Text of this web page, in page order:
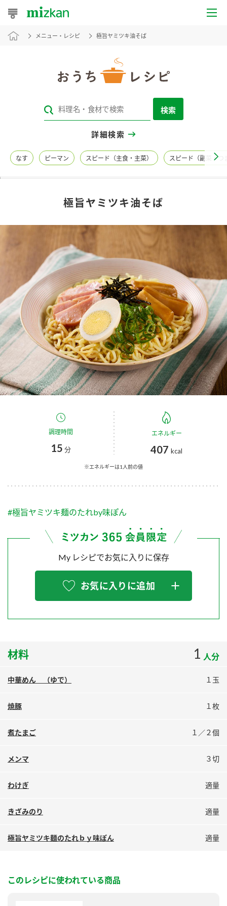
おうちレシピ
レシピカテゴリ一覧
レシピ名特集
調味酢
お酢ドリンク ぽん酢
みりん風・料理酒 鍋用調味料
つゆ たれ
スープ 中華
ふりかけ
炊き込みご飯の素 米飯用調味液
新商品一覧
キャンペーン情報
ブランド・スペシャルサイト
ブランド・スペシャルサイト トップ
商品ブランドサイト
Fibee（ファイビー）
くらしプラ酢
お酢ドリンク
つゆ
PIN印
スペシャルサイト
お酢を知ろう！
ぽん酢サワー
企業情報
国内事業概要
企業理念
ミツカンの歴史
ミツカンを知る
環境への取り組み
ZENB initiative
MIM（ミツカンミュージアム）
各部門が大切にしていること
販売終了製品のご案内
よくあるご質問
地図から取り扱い店舗を探す
検索
業務用サイト 製造所固有記号一覧
メニュー・レシピ 極旨ヤミツキ油そば
検索
詳細検索
なす ピーマン スピード（主食・主菜） スピード（副菜・つ
極旨ヤミツキ油そば
調理時間
15 分
エネルギー
407 kcal
※エネルギーは1人前の値
#極旨ヤミツキ麺のたれby味ぽん
My レシピでお気に入りに保存
お気に入りに追加
材料 1 人分
中華めん （ゆで） １玉
焼豚 １枚
煮たまご １／２個
メンマ ３切
わけぎ 適量
きざみのり 適量
極旨ヤミツキ麺のたれｂｙ味ぽん 適量
このレシピに使われている商品